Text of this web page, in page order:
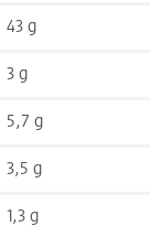
43 g
3 g
5,7 g
3,5 g
1,3 g